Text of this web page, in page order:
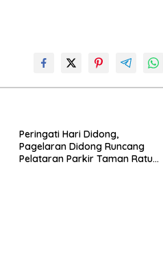
Peringati Hari Didong,
Pagelaran Didong Runcang
Pelataran Parkir Taman Ratu